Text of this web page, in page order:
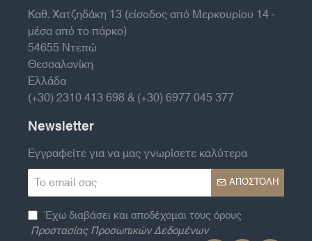
Καθ. Χατζηδάκη 13 (είσοδος από Μερκουρίου 14 -
μέσα από το πάρκο)
54655 Ντεπώ
Θεσσαλονίκη
Ελλάδα
(+30) 2310 413 698 & (+30) 6977 045 377
Newsletter
Εγγραφείτε για να μας γνωρίσετε καλύτερα
Το
email
σας
ΑΠΟΣΤΟΛΉ
Έχω διαβάσει και αποδέχομαι τους όρους
Προστασίας Προσωπικών Δεδομένων